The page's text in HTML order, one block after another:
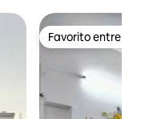
Favorito entre
Favorito entre